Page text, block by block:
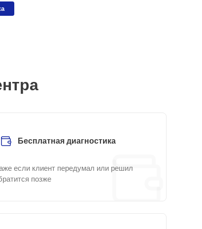
Бесплатная диагностика
если клиент передумал или решил
позже